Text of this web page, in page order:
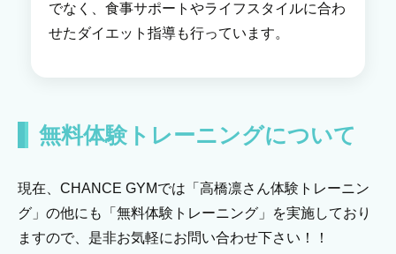
でなく、食事サポートやライフスタイルに合わ
せたダイエット指導も行っています。
無料体験トレーニングについて
現在、CHANCE GYMでは「高橋凛さん体験トレーニン
グ」の他にも「無料体験トレーニング」を実施しており
ますので、是非お気軽にお問い合わせ下さい！！